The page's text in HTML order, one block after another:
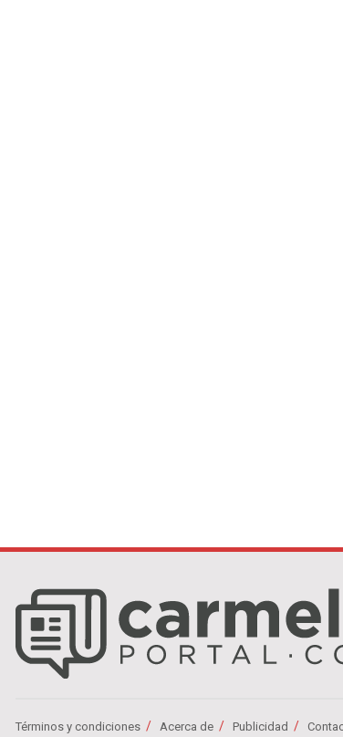
Términos y condiciones Acerca de Publicidad